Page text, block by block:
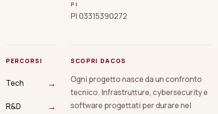
PI
PI 03315390272
PERCORSI
Tech →
R&D →
SCOPRI DACOS
Ogni progetto nasce da un confronto
tecnico. Infrastrutture, cybersecurity e
software progettati per durare nel